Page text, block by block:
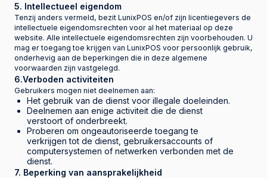
5. Intellectueel eigendom
Tenzij anders vermeld, bezit LunixPOS en/of zijn licentiegevers de
intellectuele eigendomsrechten voor al het materiaal op deze
website. Alle intellectuele eigendomsrechten zijn voorbehouden. U
mag er toegang toe krijgen van LunixPOS voor persoonlijk gebruik,
onderhevig aan de beperkingen die in deze algemene
voorwaarden zijn vastgelegd.
6.Verboden activiteiten
Gebruikers mogen niet deelnemen aan:
Het gebruik van de dienst voor illegale doeleinden.
Deelnemen aan enige activiteit die de dienst
verstoort of onderbreekt.
Proberen om ongeautoriseerde toegang te
verkrijgen tot de dienst, gebruikersaccounts of
computersystemen of netwerken verbonden met de
dienst.
7. Beperking van aansprakelijkheid